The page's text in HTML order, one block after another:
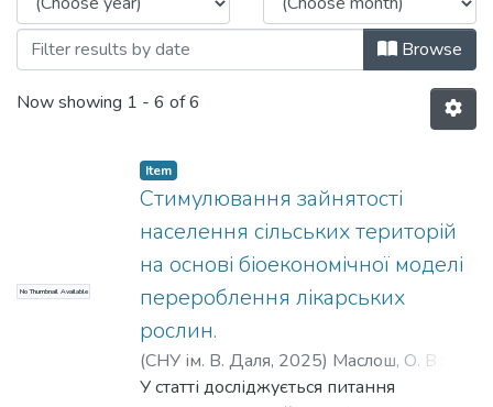
Browse
Now showing 1 - 6 of 6
No Thumbnail Available
Item
Стимулювання зайнятості
населення сільських територій
на основі біоекономічної моделі
перероблення лікарських
рослин.
(СНУ ім. В. Даля, 2025) Маслош, О. В.
Ольшанський, О. В.;Подкуйко, М. Ю.
У статті досліджується питання